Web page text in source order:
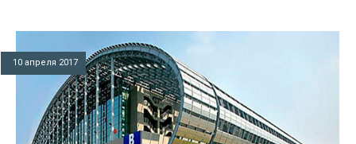
10 апреля 2017